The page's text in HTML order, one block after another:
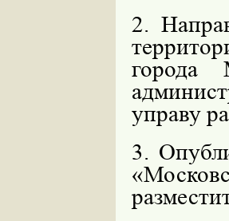
2.
города
управу
3.